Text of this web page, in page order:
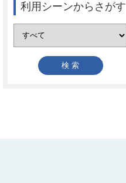
利用シーンからさがす